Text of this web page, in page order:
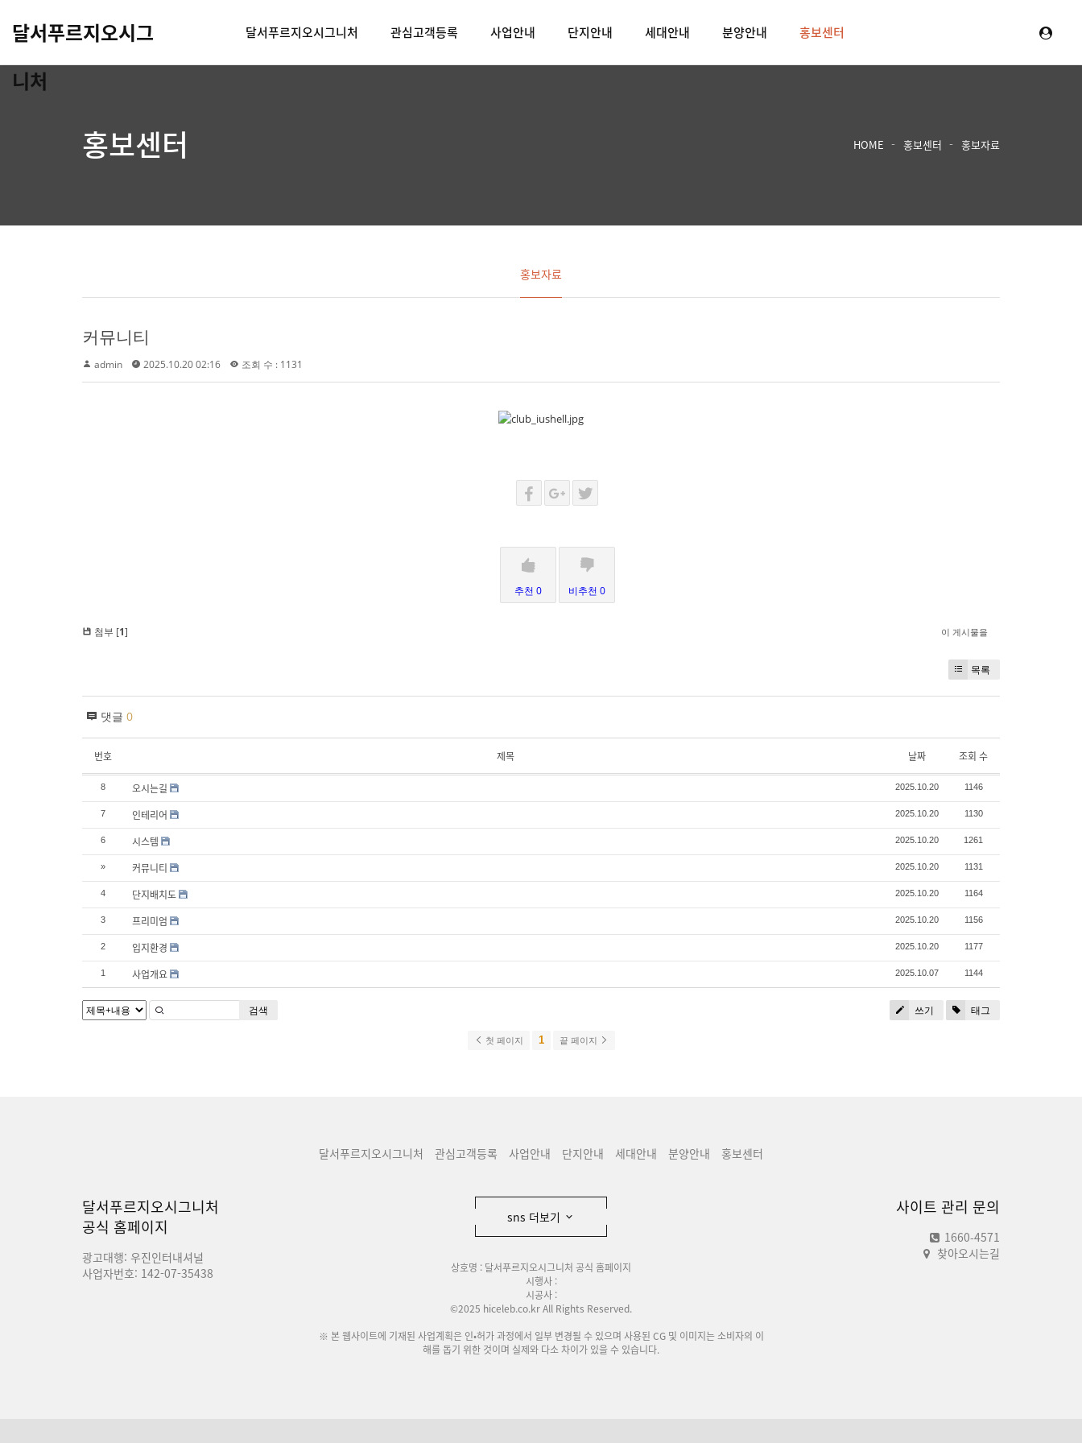
달서푸르지오시그
니처
달서푸르지오시그니처 관심고객등록 사업안내 단지안내 세대안내 분양안내 홍보센터
홍보센터 HOME 홍보센터 홍보자료
홍보자료
커뮤니티
admin 2025.10.20 02:16 조회 수 : 1131
추천 0 비추천 0
첨부 [1] 이 게시물을
목록
댓글 0
번호 제목 날짜 조회 수
8 오시는길 2025.10.20 1146
7 인테리어 2025.10.20 1130
6 시스템 2025.10.20 1261
» 커뮤니티 2025.10.20 1131
4 단지배치도 2025.10.20 1164
3 프리미엄 2025.10.20 1156
2 입지환경 2025.10.20 1177
1 사업개요 2025.10.07 1144
쓰기 태그
검색
첫 페이지 1 끝 페이지
달서푸르지오시그니처 관심고객등록 사업안내 단지안내 세대안내 분양안내 홍보센터
달서푸르지오시그니처
공식 홈페이지
광고대행: 우진인터내셔널
사업자번호: 142-07-35438
사이트 관리 문의
1660-4571
찾아오시는길
sns 더보기
상호명 : 달서푸르지오시그니처 공식 홈페이지
시행사 :
시공사 :
©2025 hiceleb.co.kr All Rights Reserved.
※ 본 웹사이트에 기재된 사업계획은 인•허가 과정에서 일부 변경될 수 있으며 사용된 CG 및 이미지는 소비자의 이
해를 돕기 위한 것이며 실제와 다소 차이가 있을 수 있습니다.